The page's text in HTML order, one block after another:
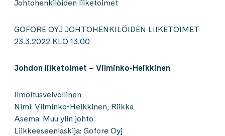
Johtohenkilöiden liiketoimet
GOFORE OYJ JOHTOHENKILÖIDEN LIIKETOIMET
23.3.2022 KLO 13.00
Johdon liiketoimet – Vilminko-Heikkinen
Ilmoitusvelvollinen
Nimi: Vilminko-Heikkinen, Riikka
Asema: Muu ylin johto
Liikkeeseenlaskija: Gofore Oyj